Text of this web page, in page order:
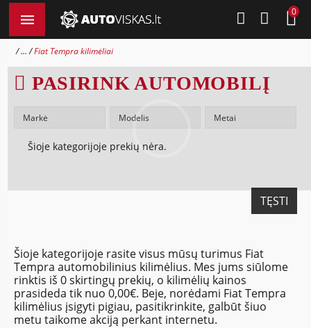
0
... Fiat Tempra kilimėliai
PASIRINK AUTOMOBILĮ
Šioje kategorijoje prekių nėra.
TĘSTI
Šioje kategorijoje rasite visus mūsų turimus Fiat
Tempra automobilinius kilimėlius. Mes jums siūlome
rinktis iš 0 skirtingų prekių, o kilimėlių kainos
prasideda tik nuo 0,00€. Beje, norėdami Fiat Tempra
kilimėlius įsigyti pigiau, pasitikrinkite, galbūt šiuo
metu taikome akciją perkant internetu.